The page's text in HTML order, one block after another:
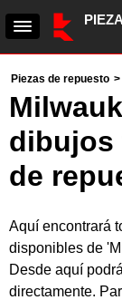
Piezas de repuesto >
dibujos
de
Aquí encontrará
disponibles de
Desde aquí
directamente.